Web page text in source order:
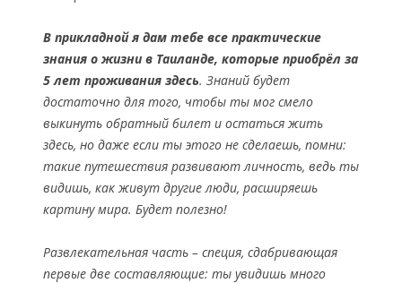
В прикладной я дам тебе все практические
знания о жизни в Таиланде, которые приобрёл за
5 лет проживания здесь. Знаний будет
достаточно для того, чтобы ты мог смело
выкинуть обратный билет и остаться жить
здесь, но даже если ты этого не сделаешь, помни:
такие путешествия развивают личность, ведь ты
видишь, как живут другие люди, расширяешь
картину мира. Будет полезно!
Развлекательная часть – специя, сдабривающая
первые две составляющие: ты увидишь много